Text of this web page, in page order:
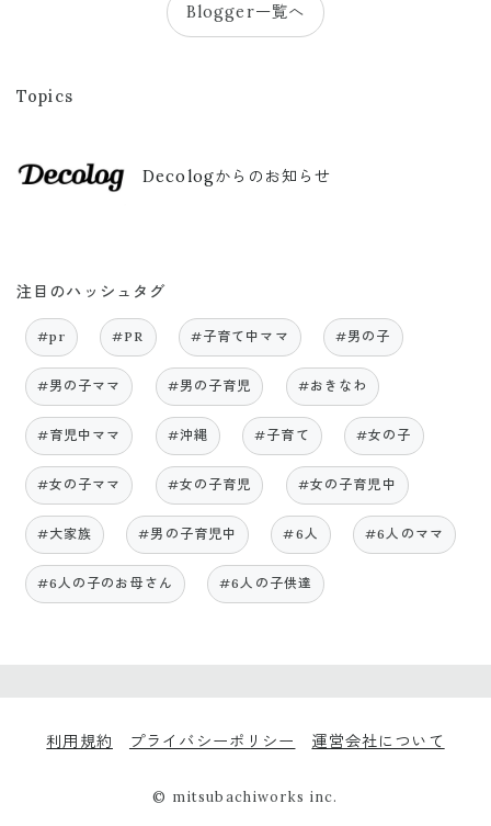
Blogger一覧へ
Topics
Decologからのお知らせ
注目のハッシュタグ
#pr #PR #子育て中ママ #男の子
#男の子ママ #男の子育児 #おきなわ
#育児中ママ #沖縄 #子育て #女の子
#女の子ママ #女の子育児 #女の子育児中
#大家族 #男の子育児中 #6人 #6人のママ
#6人の子のお母さん #6人の子供達
利用規約 プライバシーポリシー 運営会社について
© mitsubachiworks inc.